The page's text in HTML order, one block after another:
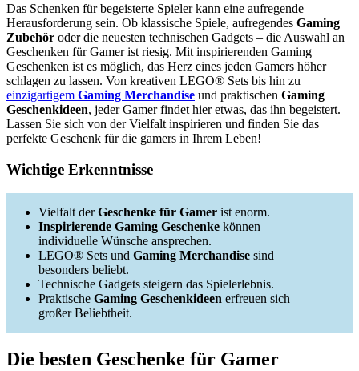
Das Schenken für begeisterte Spieler kann eine aufregende
Herausforderung sein. Ob klassische Spiele, aufregendes Gaming
Zubehör oder die neuesten technischen Gadgets – die Auswahl an
Geschenken für Gamer ist riesig. Mit inspirierenden Gaming
Geschenken ist es möglich, das Herz eines jeden Gamers höher
schlagen zu lassen. Von kreativen LEGO® Sets bis hin zu
einzigartigem Gaming Merchandise und praktischen Gaming
Geschenkideen, jeder Gamer findet hier etwas, das ihn begeistert.
Lassen Sie sich von der Vielfalt inspirieren und finden Sie das
perfekte Geschenk für die gamers in Ihrem Leben!
Wichtige Erkenntnisse
Vielfalt derGeschenke für Gamer ist enorm.
Inspirierende Gaming Geschenke können
individuelle Wünsche ansprechen.
LEGO® Sets und Gaming Merchandise sind
besonders beliebt.
Technische Gadgets steigern das Spielerlebnis.
Praktische Gaming Geschenkideen erfreuen sich
großer Beliebtheit.
Die besten Geschenke für Gamer